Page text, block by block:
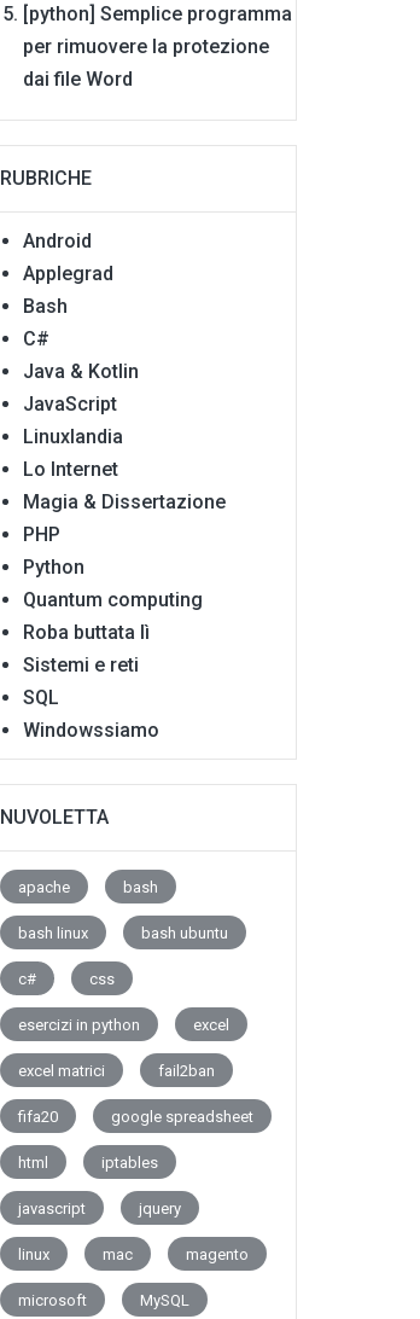
[python] Semplice programma
per rimuovere la protezione
dai file Word
RUBRICHE
Android
Applegrad
Bash
C#
Java & Kotlin
JavaScript
Linuxlandia
Lo Internet
Magia & Dissertazione
PHP
Python
Quantum computing
Roba buttata lì
Sistemi e reti
SQL
Windowssiamo
NUVOLETTA
apache bash
bash linux bash ubuntu
c# css
esercizi in python excel
excel matrici fail2ban
fifa20 google spreadsheet
html iptables
javascript jquery
linux mac magento
microsoft MySQL